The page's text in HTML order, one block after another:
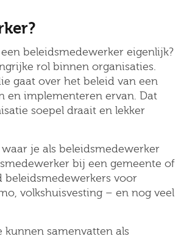
beleidsmedewerker eigenlijk?
rol binnen organisaties.
gaat over het beleid van een
en implementeren ervan. Dat
soepel draait en lekker
je als beleidsmedewerker
bij een gemeente of
voor
volkshuisvesting – en nog veel
samenvatten als